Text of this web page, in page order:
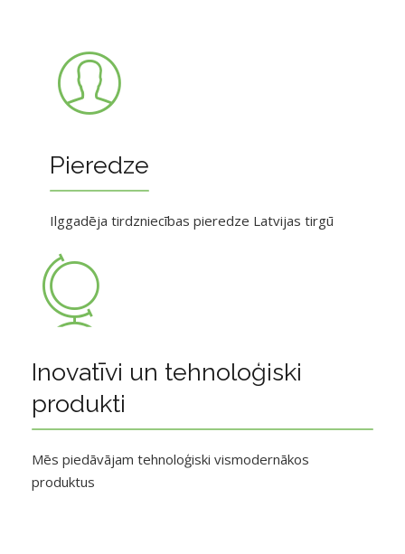
Pieredze
Ilggadēja tirdzniecības pieredze Latvijas tirgū
Inovatīvi un tehnoloģiski
produkti
Mēs piedāvājam tehnoloģiski vismodernākos
produktus